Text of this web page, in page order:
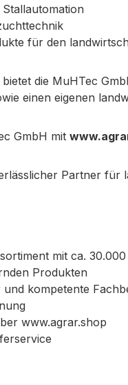
für den
die MuHTec
einen eigenen
GmbH mit
Partner
mit ca.
Produkten
und kompetente
www.agrar.shop